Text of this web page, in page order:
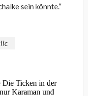
sein könnte.“